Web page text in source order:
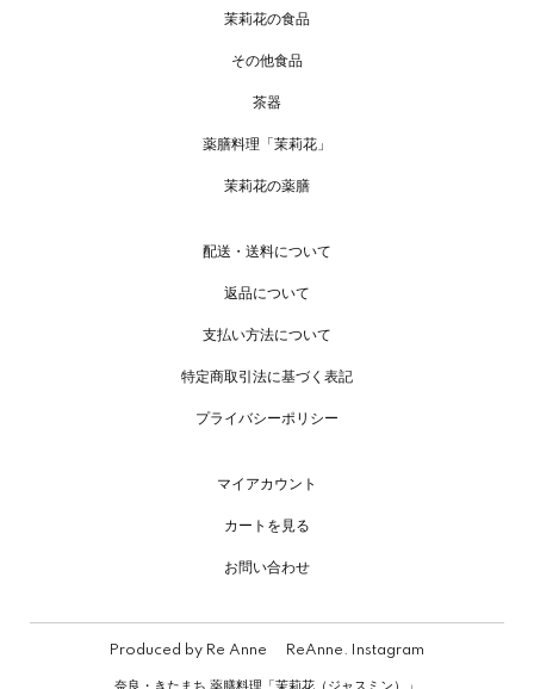
茉莉花の食品
その他食品
茶器
薬膳料理「茉莉花」
茉莉花の薬膳
配送・送料について
返品について
支払い方法について
特定商取引法に基づく表記
プライバシーポリシー
マイアカウント
カートを見る
お問い合わせ
Produced by Re Anne ReAnne. Instagram